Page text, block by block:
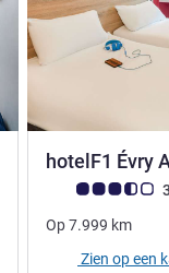
hotelF1 Évry
Avis-
Op7.999 km
Zien op een